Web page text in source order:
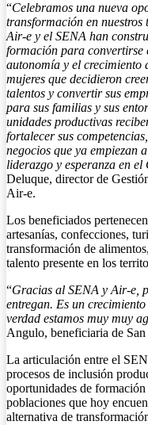
“Celebramos una nueva
transformación en nuestros
Air-e y el SENA han
formación para convertirse
autonomía y el crecimiento
mujeres que decidieron
talentos y convertir sus
para sus familias y sus
unidades productivas
fortalecer sus
negocios que ya empiezan
liderazgo y esperanza en
Deluque, director de
Air-e.
Los beneficiados
artesanías, confecciones,
transformación de
talento presente en los
“Gracias al SENA y Air-e,
entregan. Es un
verdad estamos muy muy
Angulo, beneficiaria de San
La articulación entre el
procesos de inclusión
oportunidades de
poblaciones que hoy
alternativa de